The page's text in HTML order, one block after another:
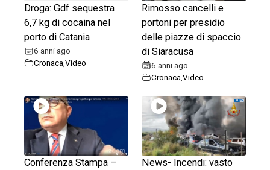
Droga: Gdf sequestra
6,7 kg di cocaina nel
porto di Catania
6 anni ago
Cronaca Video
Rimosso cancelli e
portoni per presidio
delle piazze di spaccio
di Siaracusa
6 anni ago
Cronaca ,Video
Conferenza Stampa –
News- Incendi: vasto